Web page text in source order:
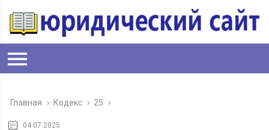
Главная › Кодекс › 25 ›
04.07.2025